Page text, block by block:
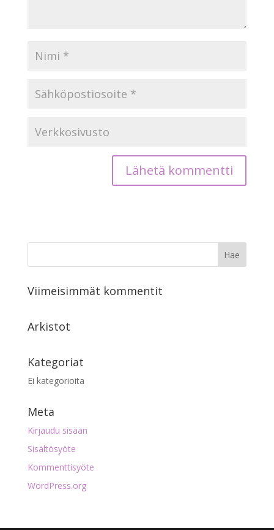
Viimeisimmät kommentit
Arkistot
Kategoriat
Ei kategorioita
Meta
Kirjaudu sisään
Sisältösyöte
Kommenttisyöte
WordPress.org